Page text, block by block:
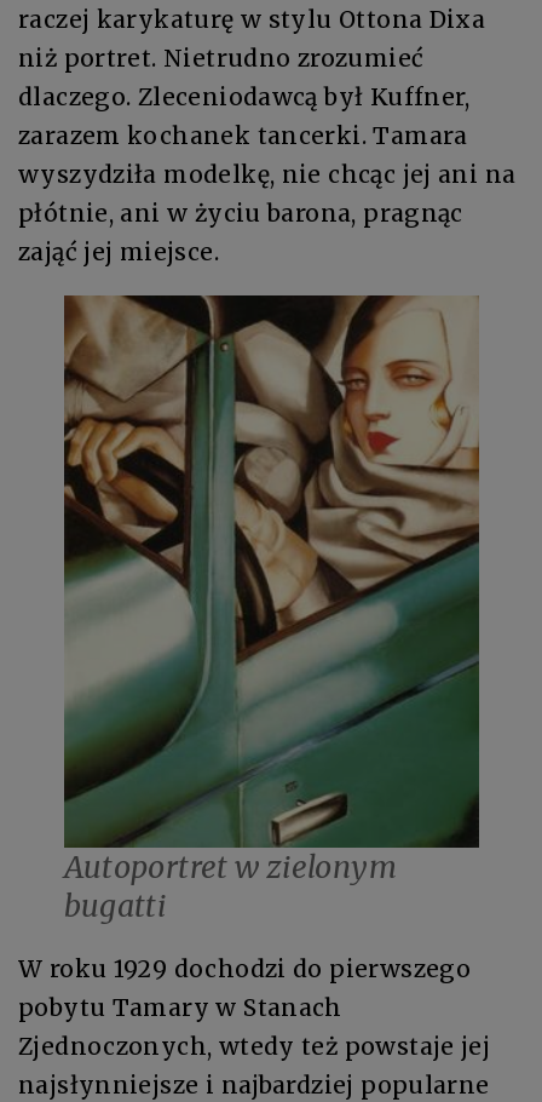
raczej karykaturę w stylu Ottona Dixa
niż portret. Nietrudno zrozumieć
dlaczego. Zleceniodawcą był Kuffner,
zarazem kochanek tancerki. Tamara
wyszydziła modelkę, nie chcąc jej ani na
płótnie, ani w życiu barona, pragnąc
zająć jej miejsce.
Autoportret w zielonym
bugatti
W roku 1929 dochodzi do pierwszego
pobytu Tamary w Stanach
Zjednoczonych, wtedy też powstaje jej
najsłynniejsze i najbardziej popularne